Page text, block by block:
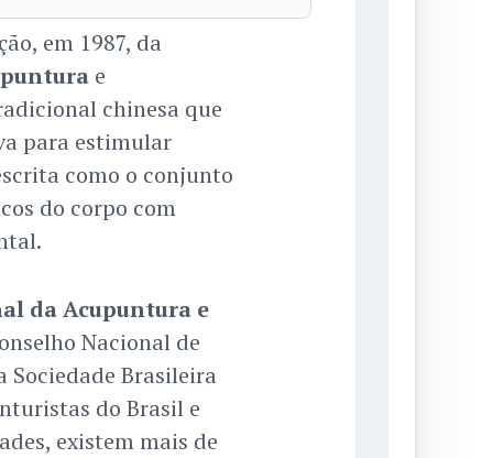
em 1987, da
e
chinesa que
para estimular
como o conjunto
do corpo com
da Acupuntura e
Nacional de
Brasileira
do Brasil e
existem mais de